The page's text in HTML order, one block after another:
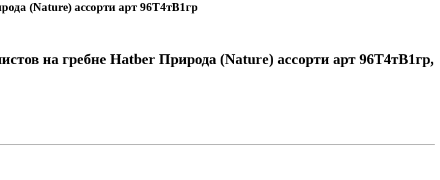
(Nature) ассорти арт 96Т4тВ1гр
на гребне Hatber Природа (Nature) ассорти арт 96Т4тВ1гр,